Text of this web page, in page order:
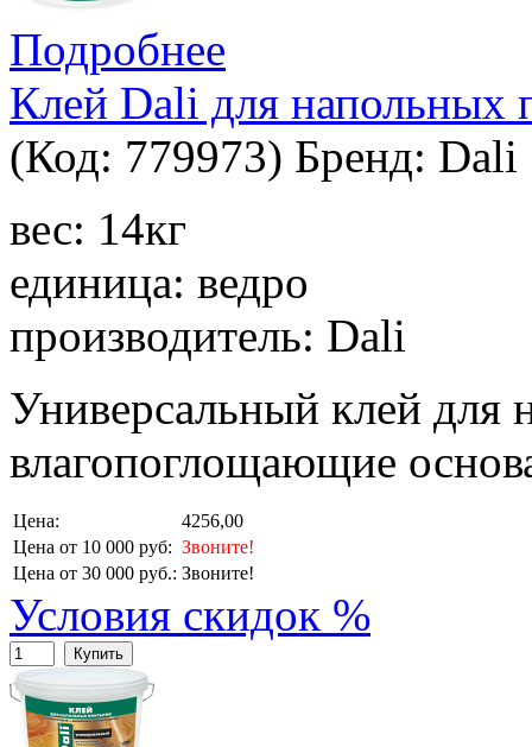
Подробнее
Клей Dali для напольных
(Код: 779973) Бренд: Dali
вес: 14кг
единица: ведро
производитель: Dali
Универсальный клей
влагопоглощающие
Цена:
4256,00
Цена от 10 000 руб: Звоните!
Цена от 30 000 руб.: Звоните!
Условия скидок %
Купить